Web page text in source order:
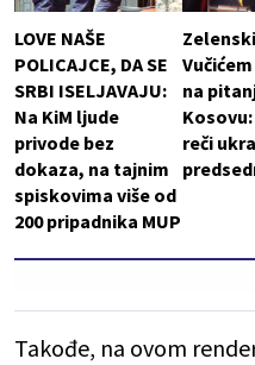
LOVE NAŠE
POLICAJCE, DA SE
SRBI ISELJAVAJU:
Na KiM ljude
privode bez
dokaza, na tajnim
spiskovima više od
200 pripadnika MUP
na
reči
Takođe, na ovom